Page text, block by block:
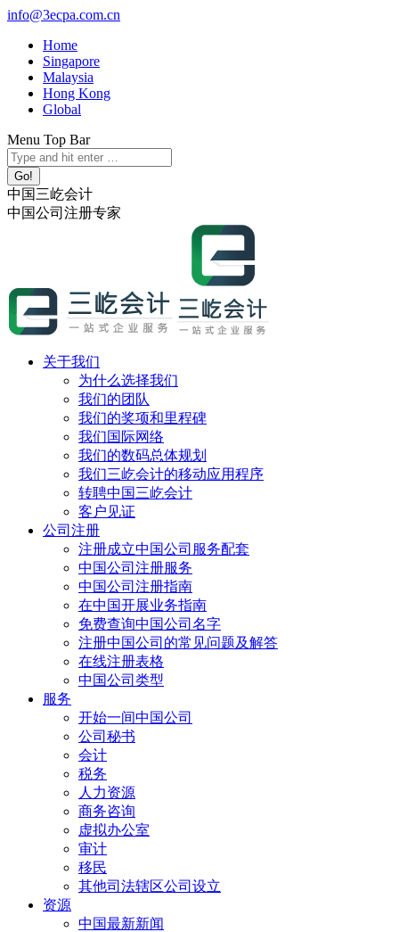
跳
info@3ecpa.com.cn
Home
Singapore
Malaysia
Hong Kong
Global
Menu Top Bar
X
page
opens
in
new
YouTube
page
opens
in
new
Linkedin
page
opens
in
new
Instagram
page
opens
in
new
Search:
中国三屹会计
中国公司注册专家
关于我们
为什么选择我们
我们的团队
我们的奖项和里程碑
我们国际网络
我们的数码总体规划
我们三屹会计的移动应用程序
转聘中国三屹会计
客户见证
公司注册
注册成立中国公司服务配套
中国公司注册服务
中国公司注册指南
在中国开展业务指南
免费查询中国公司名字
注册中国公司的常见问题及解答
在线注册表格
中国公司类型
服务
开始一间中国公司
公司秘书
会计
税务
人力资源
商务咨询
虚拟办公室
审计
移民
其他司法辖区公司设立
资源
中国最新新闻